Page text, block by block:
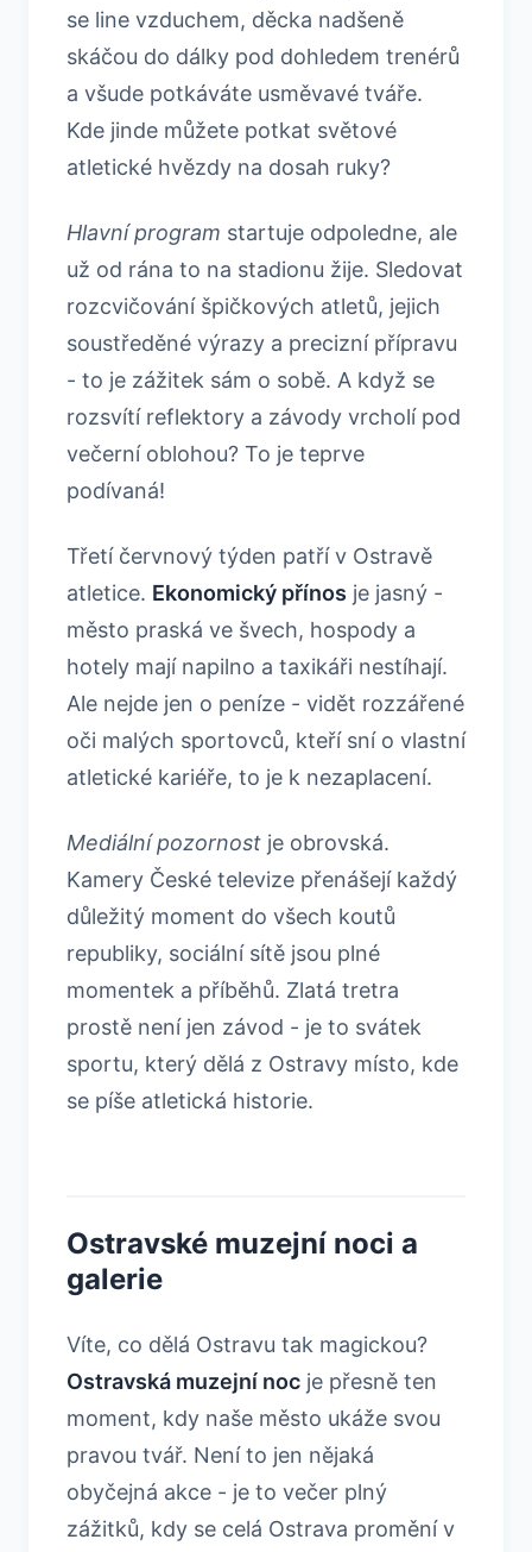
se line vzduchem, děcka nadšeně
skáčou do dálky pod dohledem trenérů
a všude potkáváte usměvavé tváře.
Kde jinde můžete potkat světové
atletické hvězdy na dosah ruky?
Hlavní program startuje odpoledne, ale
už od rána to na stadionu žije. Sledovat
rozcvičování špičkových atletů, jejich
soustředěné výrazy a precizní přípravu
- to je zážitek sám o sobě. A když se
rozsvítí reflektory a závody vrcholí pod
večerní oblohou? To je teprve
podívaná!
Třetí červnový týden patří v Ostravě
atletice. Ekonomický přínos je jasný -
město praská ve švech, hospody a
hotely mají napilno a taxikáři nestíhají.
Ale nejde jen o peníze - vidět rozzářené
oči malých sportovců, kteří sní o vlastní
atletické kariéře, to je k nezaplacení.
Mediální pozornost je obrovská.
Kamery České televize přenášejí každý
důležitý moment do všech koutů
republiky, sociální sítě jsou plné
momentek a příběhů. Zlatá tretra
prostě není jen závod - je to svátek
sportu, který dělá z Ostravy místo, kde
se píše atletická historie.
Ostravské muzejní noci a
galerie
Víte, co dělá Ostravu tak magickou?
Ostravská muzejní noc je přesně ten
moment, kdy naše město ukáže svou
pravou tvář. Není to jen nějaká
obyčejná akce - je to večer plný
zážitků, kdy se celá Ostrava promění v